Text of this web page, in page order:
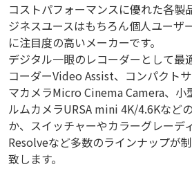
コストパフォーマンスに優れた各製
ジネスユースはもちろん個人ユーザ
に注目度の高いメーカーです。
デジタル一眼のレコーダーとして最
コーダーVideo Assist、コンパクト
マカメラMicro Cinema Camera、小
ルムカメラURSA mini 4K/4.6Kなど
か、スイッチャーやカラーグレーデ
Resolveなど多数のラインナップが
致します。